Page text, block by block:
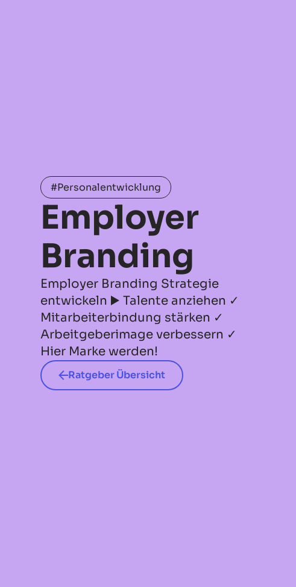
#Personalentwicklung
Employer
Branding
Employer Branding Strategie
entwickeln ▶️ Talente anziehen ✓
Mitarbeiterbindung stärken ✓
Arbeitgeberimage verbessern ✓
Hier Marke werden!
Ratgeber Übersicht